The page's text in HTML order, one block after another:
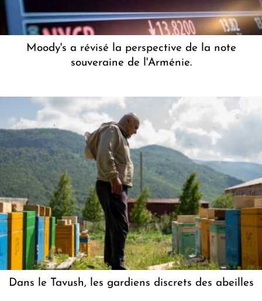
Moody's a révisé la perspective de la note
souveraine de l'Arménie.
Dans le Tavush, les gardiens discrets des abeilles